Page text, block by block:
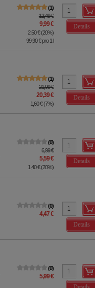
1
12,49 €
9,99 €
2,50 €(20%)
99,90 €pro 1 l
Details
1
21,99 €
20,39 €
1,60 €(7%)
Details
0
6,99 €
5,59 €
1,40 €(20%)
Details
0
4,47 €
Details
0
5,99 €